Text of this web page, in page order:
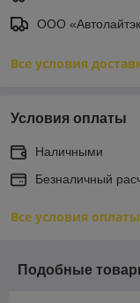
ООО
Все условия
Условия оплаты
Наличными
Безналичный
Все условия оплаты
Подобные